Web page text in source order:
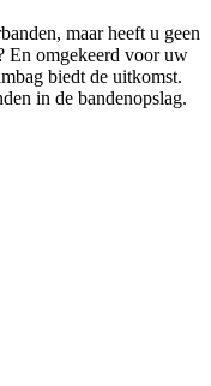
maar heeft u geen
En omgekeerd voor uw
biedt de uitkomst.
in de bandenopslag.